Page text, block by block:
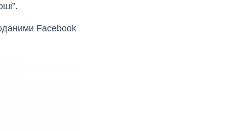
Facebook